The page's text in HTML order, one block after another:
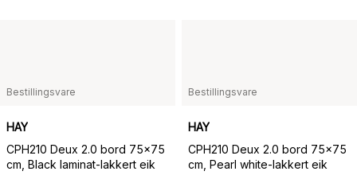
Bestillingsvare
HAY
CPH210 Deux 2.0 bord 75x75
cm, Black laminat-lakkert eik
Bestillingsvare
HAY
CPH210 Deux 2.0 bord 75x75
cm, Pearl white-lakkert eik